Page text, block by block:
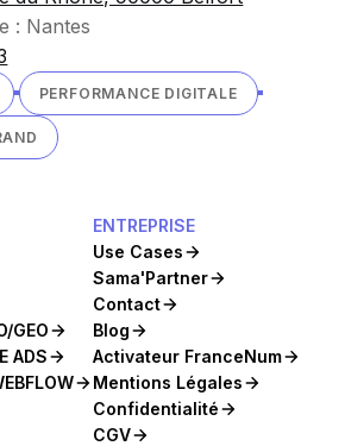
: Nantes
PERFORMANCE DIGITALE
GEO
ADS
ENTREPRISE
Use Cases
Sama'Partner
Contact
Blog
Activateur FranceNum
Mentions Légales
Confidentialité
CGV